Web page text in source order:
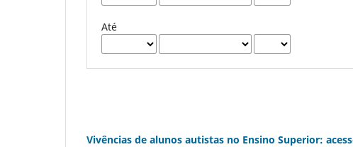
Até
Vivências de alunos autistas no Ensino Superior: